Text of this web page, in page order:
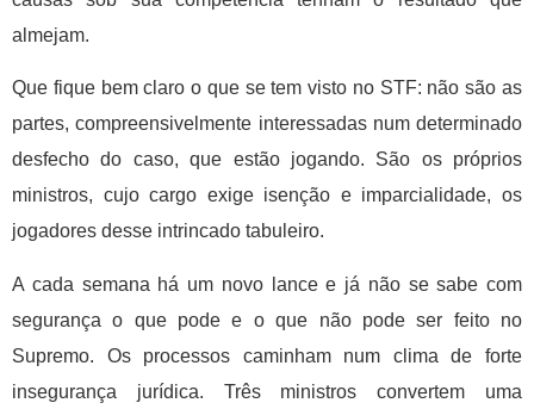
almejam.
Que fique bem claro o que se tem visto no STF: não são as
partes, compreensivelmente interessadas num determinado
desfecho do caso, que estão jogando. São os próprios
ministros, cujo cargo exige isenção e imparcialidade, os
jogadores desse intrincado tabuleiro.
A cada semana há um novo lance e já não se sabe com
segurança o que pode e o que não pode ser feito no
Supremo. Os processos caminham num clima de forte
insegurança jurídica. Três ministros convertem uma